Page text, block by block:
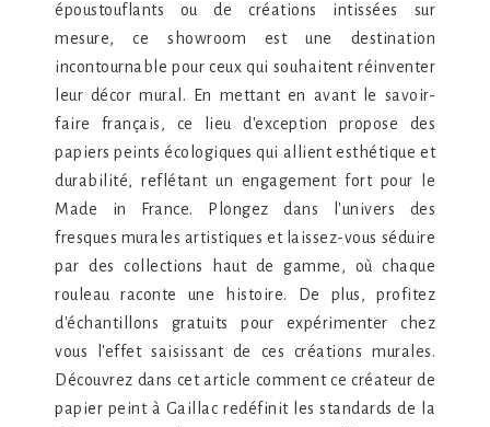
époustouflants ou de créations intissées sur
mesure, ce showroom est une destination
incontournable pour ceux qui souhaitent réinventer
leur décor mural. En mettant en avant le savoir-
faire français, ce lieu d'exception propose des
papiers peints écologiques qui allient esthétique et
durabilité, reflétant un engagement fort pour le
Made in France. Plongez dans l'univers des
fresques murales artistiques et laissez-vous séduire
par des collections haut de gamme, où chaque
rouleau raconte une histoire. De plus, profitez
d'échantillons gratuits pour expérimenter chez
vous l'effet saisissant de ces créations murales.
Découvrez dans cet article comment ce créateur de
papier peint à Gaillac redéfinit les standards de la